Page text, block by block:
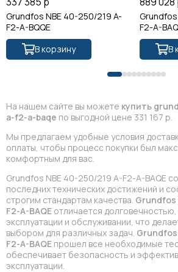
Grundfos NBE 40-250/219 A-
F2-A-BQQE
В корзину
F2-A-
В
На нашем сайте вы можете купить
a-f2-a-baqe по выгодной цене 331 167 р.
Мы предлагаем удобные условия
оплаты, чтобы процесс покупки был
комфортным для вас.
Grundfos NBE 40-250/219 A-F2-A-BAQE
последних технических достижений и
строгим стандартам качества. Grundfos
F2-A-BAQE отличается
эксплуатации и обслуживании, что
выбором для различных задач. Grundfos
F2-A-BAQE прошел все необходимые
обеспечивает безопасность и
эксплуатации.